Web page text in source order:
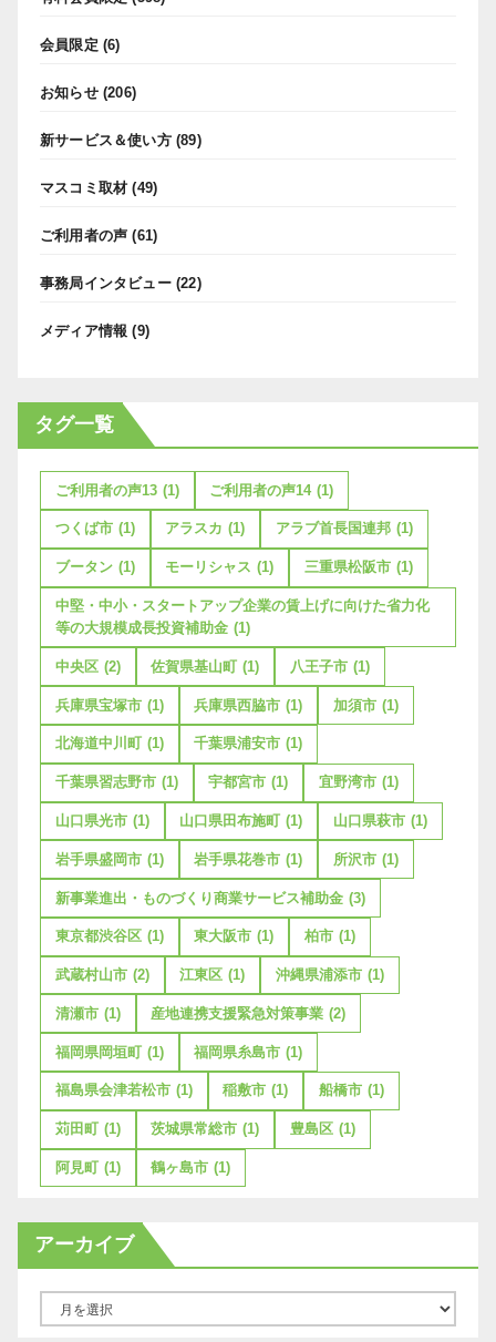
会員限定 (6)
お知らせ(206)
新サービス＆使い方(89)
マスコミ取材 (49)
ご利用者の声 (61)
事務局インタビュー(22)
メディア情報 (9)
タグ一覧
ご利用者の声13 (1) ご利用者の声14 (1)
つくば市 (1) アラスカ (1) アラブ首長国連邦 (1)
ブータン (1) モーリシャス (1) 三重県松阪市 (1)
中堅・中小・スタートアップ企業の賃上げに向けた省力化
等の大規模成長投資補助金 (1)
中央区 (2) 佐賀県基山町 (1) 八王子市 (1)
兵庫県宝塚市 (1) 兵庫県西脇市 (1) 加須市 (1)
北海道中川町 (1) 千葉県浦安市 (1)
千葉県習志野市 (1) 宇都宮市 (1) 宜野湾市 (1)
山口県光市 (1) 山口県田布施町 (1) 山口県萩市 (1)
岩手県盛岡市 (1) 岩手県花巻市 (1) 所沢市 (1)
新事業進出・ものづくり商業サービス補助金 (3)
東京都渋谷区 (1) 東大阪市 (1) 柏市 (1)
武蔵村山市 (2) 江東区 (1) 沖縄県浦添市 (1)
清瀬市 (1) 産地連携支援緊急対策事業 (2)
福岡県岡垣町 (1) 福岡県糸島市 (1)
福島県会津若松市 (1) 稲敷市 (1) 船橋市 (1)
苅田町 (1) 茨城県常総市 (1) 豊島区 (1)
阿見町 (1) 鶴ヶ島市 (1)
アーカイブ